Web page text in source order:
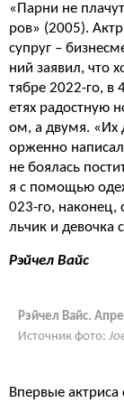
«Парни не
ров» (2005).
супруг –
ний заявил, что
тябре 2022-го, в
етях радостную
ом, а двумя. «Их
орженно
не боялась
я с помощью
023-го, наконец,
льчик и девочка
Рэйчел Вайс
Рэйчел Вайс.
Источник фото:
Впервые